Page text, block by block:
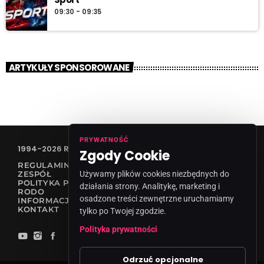
09:30 - 09:35
ARTYKUŁY SPONSOROWANE
1994-2026 RADIO VANESSA SPÓŁKA Z O.O
REGULAMIN KONKURSÓW
ZESPÓŁ
POLITYKA PRYWATNOŚCI
RODO
INFORMACJA O NADAWCY
KONTAKT
PRYWATNOŚĆ
Zgody Cookie
Używamy plików cookies niezbędnych do
działania strony. Analitykę, marketing i
osadzone treści zewnętrzne uruchamiamy
tylko po Twojej zgodzie.
Polityka prywatności
Odrzuć opcjonalne